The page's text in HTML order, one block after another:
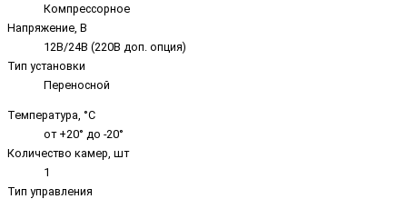
Компрессорное
Напряжение, В
12В/24В (220В доп. опция)
Тип установки
Переносной
Температура, °C
от +20° до -20°
Количество камер, шт
1
Тип управления